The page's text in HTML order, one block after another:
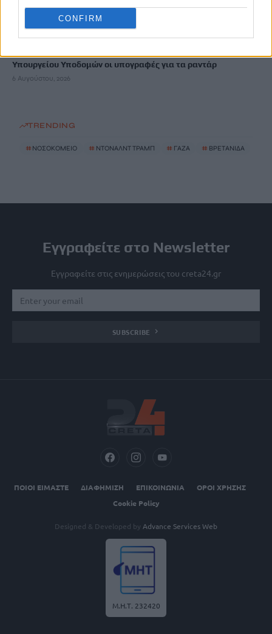
CONFIRM
6 Αυγούστου, 2026
Υπουργείου Υποδομών οι υπογραφές για τα ραντάρ
6 Αυγούστου, 2026
TRENDING
# ΝΟΣΟΚΟΜΕΙΟ # ΝΤΟΝΑΛΝΤ ΤΡΑΜΠ # ΓΑΖΑ # ΒΡΕΤΑΝΙΔΑ
Εγγραφείτε στο Newsletter
Εγγραφείτε στις ενημερώσεις του creta24.gr
SUBSCRIBE
ΠΟΙΟΙ ΕΙΜΑΣΤΕ ΔΙΑΦΗΜΙΣΗ ΕΠΙΚΟΙΝΩΝΙΑ
ΟΡΟΙ ΧΡΗΣΗΣ
Cookie Policy
Designed & Developed by Advance Services Web
Μ.Η.Τ. 232420